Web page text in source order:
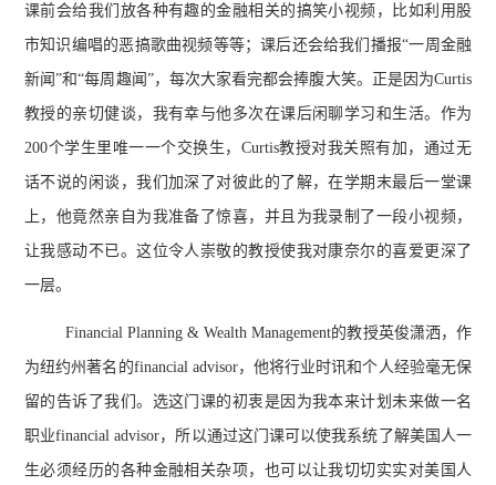
课前会给我们放各种有趣的金融相关的搞笑小视频，比如利用股
市知识编唱的恶搞歌曲视频等等；课后还会给我们播报“一周金融
新闻”和“每周趣闻”，每次大家看完都会捧腹大笑。正是因为Curtis
教授的亲切健谈，我有幸与他多次在课后闲聊学习和生活。作为
200个学生里唯一一个交换生，Curtis教授对我关照有加，通过无
话不说的闲谈，我们加深了对彼此的了解，在学期末最后一堂课
上，他竟然亲自为我准备了惊喜，并且为我录制了一段小视频，
让我感动不已。这位令人崇敬的教授使我对康奈尔的喜爱更深了
一层。
Financial Planning & Wealth Management的教授英俊潇洒，作
为纽约州著名的financial advisor，他将行业时讯和个人经验毫无保
留的告诉了我们。选这门课的初衷是因为我本来计划未来做一名
职业financial advisor，所以通过这门课可以使我系统了解美国人一
生必须经历的各种金融相关杂项，也可以让我切切实实对美国人